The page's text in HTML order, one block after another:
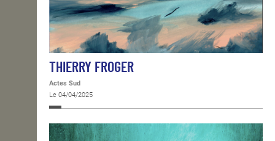
THIERRY FROGER
Actes Sud
Le 04/04/2025